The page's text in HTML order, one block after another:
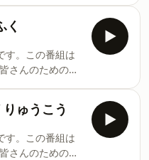
a short
part of
episode will
speak in a
listen
しておはなしし
聞いてください
物です。This
a short
part of
episode will
speak in a
listen
く
す。この番組は
さんのためのラ
しておはなしし
聞いてください
です。This
ゅうこう
す。この番組は
さんのためのラ